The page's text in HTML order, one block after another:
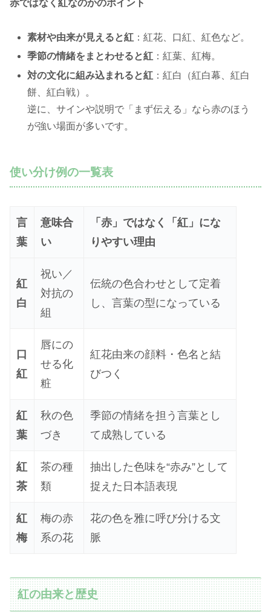
赤ではなく紅なのかのポイント
素材や由来が見えると紅 ：紅花、口紅、紅色など。
季節の情緒をまとわせると紅 ：紅葉、紅梅。
対の文化に組み込まれると紅 ：紅白（紅白幕、紅白
餅、紅白戦）。
逆に、サインや説明で「まず伝える」なら赤のほう
が強い場面が多いです。
使い分け例の一覧表
言
葉
意味合
い
「赤」ではなく「紅」にな
りやすい理由
紅
白
祝い／
対抗の
組
伝統の色合わせとして定着
し、言葉の型になっている
口
紅
唇にの
せる化
粧
紅花由来の顔料・色名と結
びつく
紅
葉
秋の色
づき
季節の情緒を担う言葉とし
て成熟している
紅
茶
茶の種
類
抽出した色味を“赤み”として
捉えた日本語表現
紅
梅
梅の赤
系の花
花の色を雅に呼び分ける文
脈
紅の由来と歴史